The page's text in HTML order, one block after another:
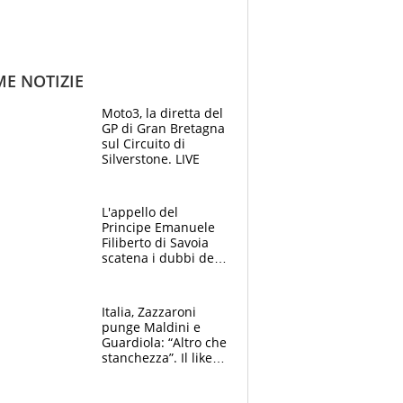
NOTIZIE
Moto3, la diretta del
GP di Gran Bretagna
sul Circuito di
Silverstone. LIVE
L'appello del
Principe Emanuele
Filiberto di Savoia
scatena i dubbi dei
Italia, Zazzaroni
punge Maldini e
Guardiola: “Altro che
stanchezza”. Il like